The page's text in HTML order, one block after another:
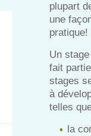
plupart
une
pratique!
Un
fait
stages
à
telles
la